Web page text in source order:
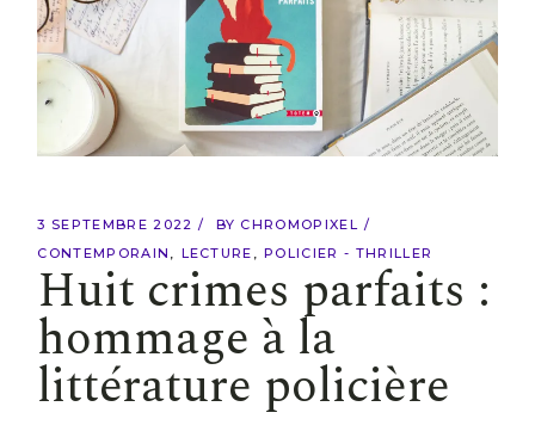
3 SEPTEMBRE 2022 BY CHROMOPIXEL
CONTEMPORAIN
LECTURE POLICIER - THRILLER
Huit crimes parfaits :
hommage à la
littérature policière